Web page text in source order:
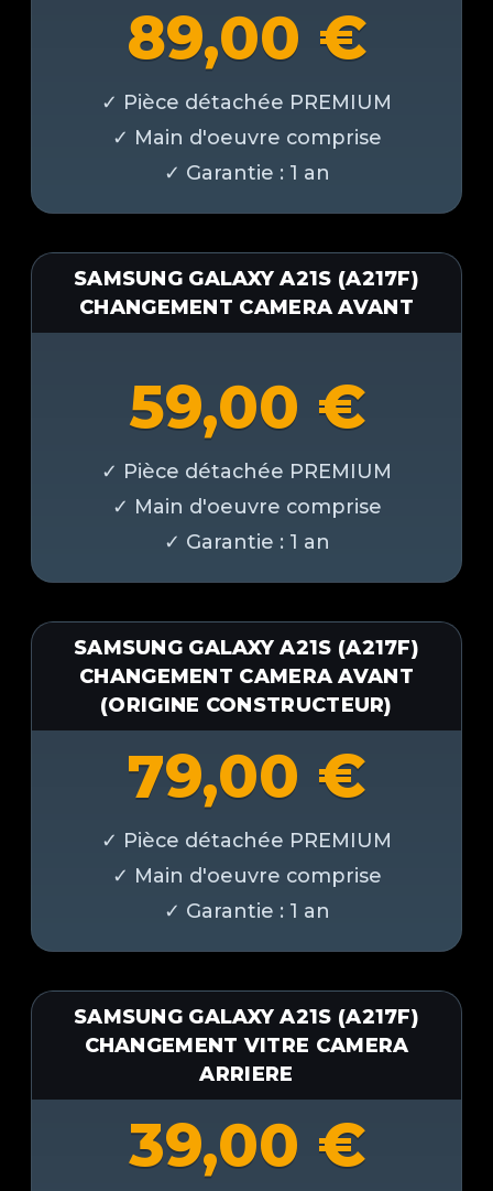
89,00 €
SAMSUNG GALAXY A21S (A217F)
CHANGEMENT CAMERA AVANT
59,00 €
SAMSUNG GALAXY A21S (A217F)
CHANGEMENT CAMERA AVANT
(ORIGINE CONSTRUCTEUR)
79,00 €
SAMSUNG GALAXY A21S (A217F)
CHANGEMENT VITRE CAMERA
ARRIERE
39,00 €